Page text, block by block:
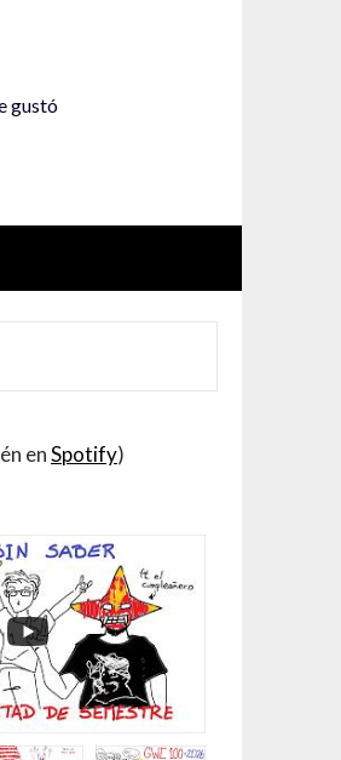
gustó
enSpotify)